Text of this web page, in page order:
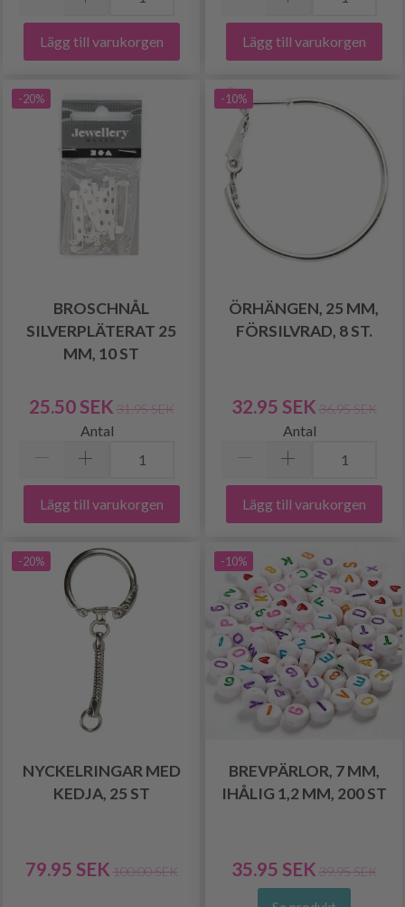
Lägg till varukorgen Lägg till varukorgen
-20%
BROSCHNÅL
SILVERPLÄTERAT 25
MM, 10 ST
25.50 SEK 31.95 SEK
Antal
Lägg till varukorgen
-10%
ÖRHÄNGEN, 25 MM,
FÖRSILVRAD, 8 ST.
32.95 SEK 36.95 SEK
Antal
Lägg till varukorgen
-20%
NYCKELRINGAR MED
KEDJA, 25 ST
79.95 SEK 100.00 SEK
-10%
BREVPÄRLOR, 7 MM,
IHÅLIG 1,2 MM, 200 ST
35.95 SEK 39.95 SEK